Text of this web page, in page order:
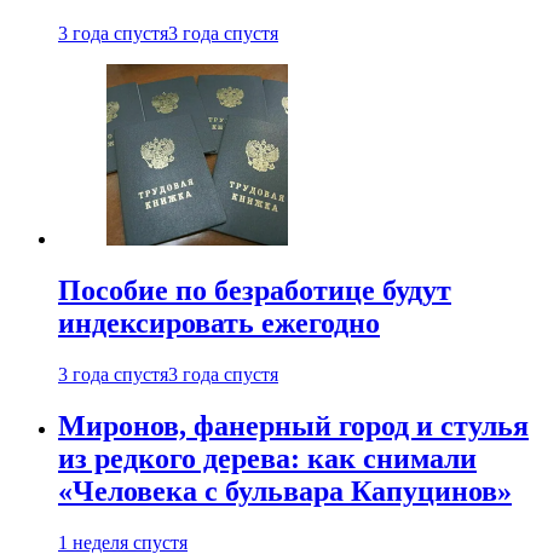
3 года спустя3 года спустя
Пособие по безработице будут
индексировать ежегодно
3 года спустя3 года спустя
Миронов, фанерный город и стулья
из редкого дерева: как снимали
«Человека с бульвара Капуцинов»
1 неделя спустя